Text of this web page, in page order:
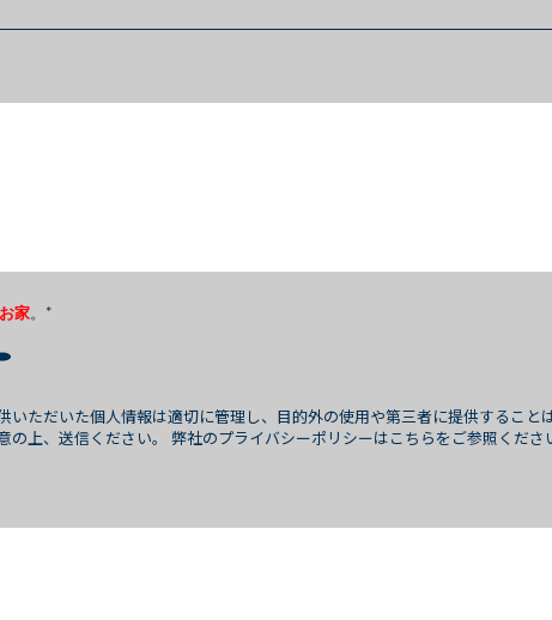
お家。 *
いただいた個人情報は適切に管理し、目的外の使用や第三者に提供すること
の上、送信ください。 弊社のプライバシーポリシーはこちらをご参照くださ